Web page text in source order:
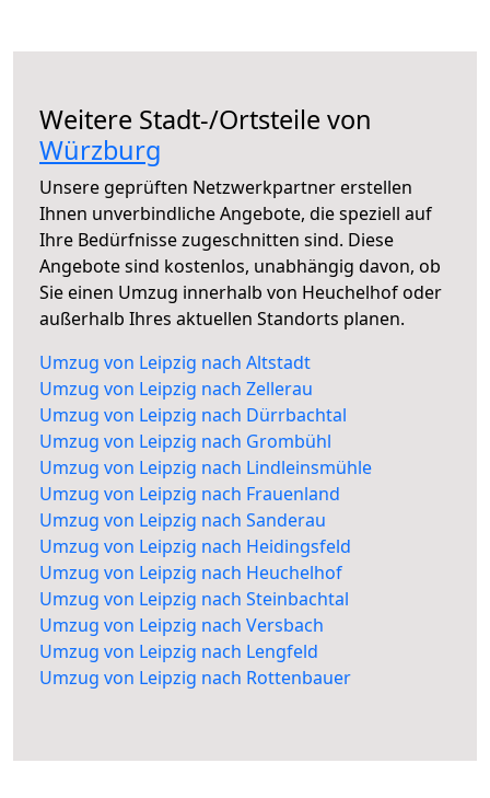
Weitere Stadt-/Ortsteile von
Würzburg
Unsere geprüften Netzwerkpartner erstellen
Ihnen unverbindliche Angebote, die speziell auf
Ihre Bedürfnisse zugeschnitten sind. Diese
Angebote sind kostenlos, unabhängig davon, ob
Sie einen Umzug innerhalb von Heuchelhof oder
außerhalb Ihres aktuellen Standorts planen.
Umzug von Leipzig nach Altstadt
Umzug von Leipzig nach Zellerau
Umzug von Leipzig nach Dürrbachtal
Umzug von Leipzig nach Grombühl
Umzug von Leipzig nach Lindleinsmühle
Umzug von Leipzig nach Frauenland
Umzug von Leipzig nach Sanderau
Umzug von Leipzig nach Heidingsfeld
Umzug von Leipzig nach Heuchelhof
Umzug von Leipzig nach Steinbachtal
Umzug von Leipzig nach Versbach
Umzug von Leipzig nach Lengfeld
Umzug von Leipzig nach Rottenbauer